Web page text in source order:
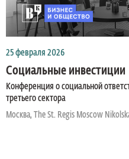
25 февраля 2026
Социальные инвестиции
Конференция о социальной
третьего сектора
Москва, The St. Regis Moscow